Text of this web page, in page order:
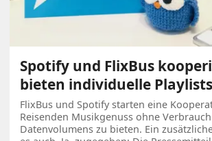
Spotify und FlixBus
bieten individuelle Playlists
FlixBus und Spotify starten eine
Reisenden Musikgenuss ohne
Datenvolumens zu bieten. Ein